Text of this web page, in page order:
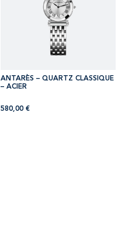
ANTARÈS – QUARTZ CLASSIQUE
– ACIER
580,00 €